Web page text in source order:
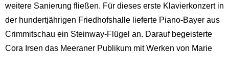
weitere Sanierung fließen. Für dieses erste Klavierkonzert in
der hundertjährigen Friedhofshalle lieferte Piano-Bayer aus
Crimmitschau ein Steinway-Flügel an. Darauf begeisterte
Cora Irsen das Meeraner Publikum mit Werken von Marie